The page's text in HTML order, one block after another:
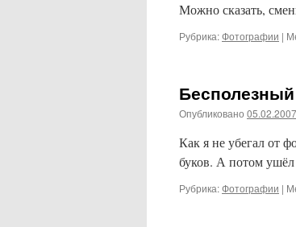
Можно сказать,
Рубрика:Фотографии |
Опубликовано 05.02.2007
Как я не убегал от
буков. А потом
Рубрика:Фотографии |